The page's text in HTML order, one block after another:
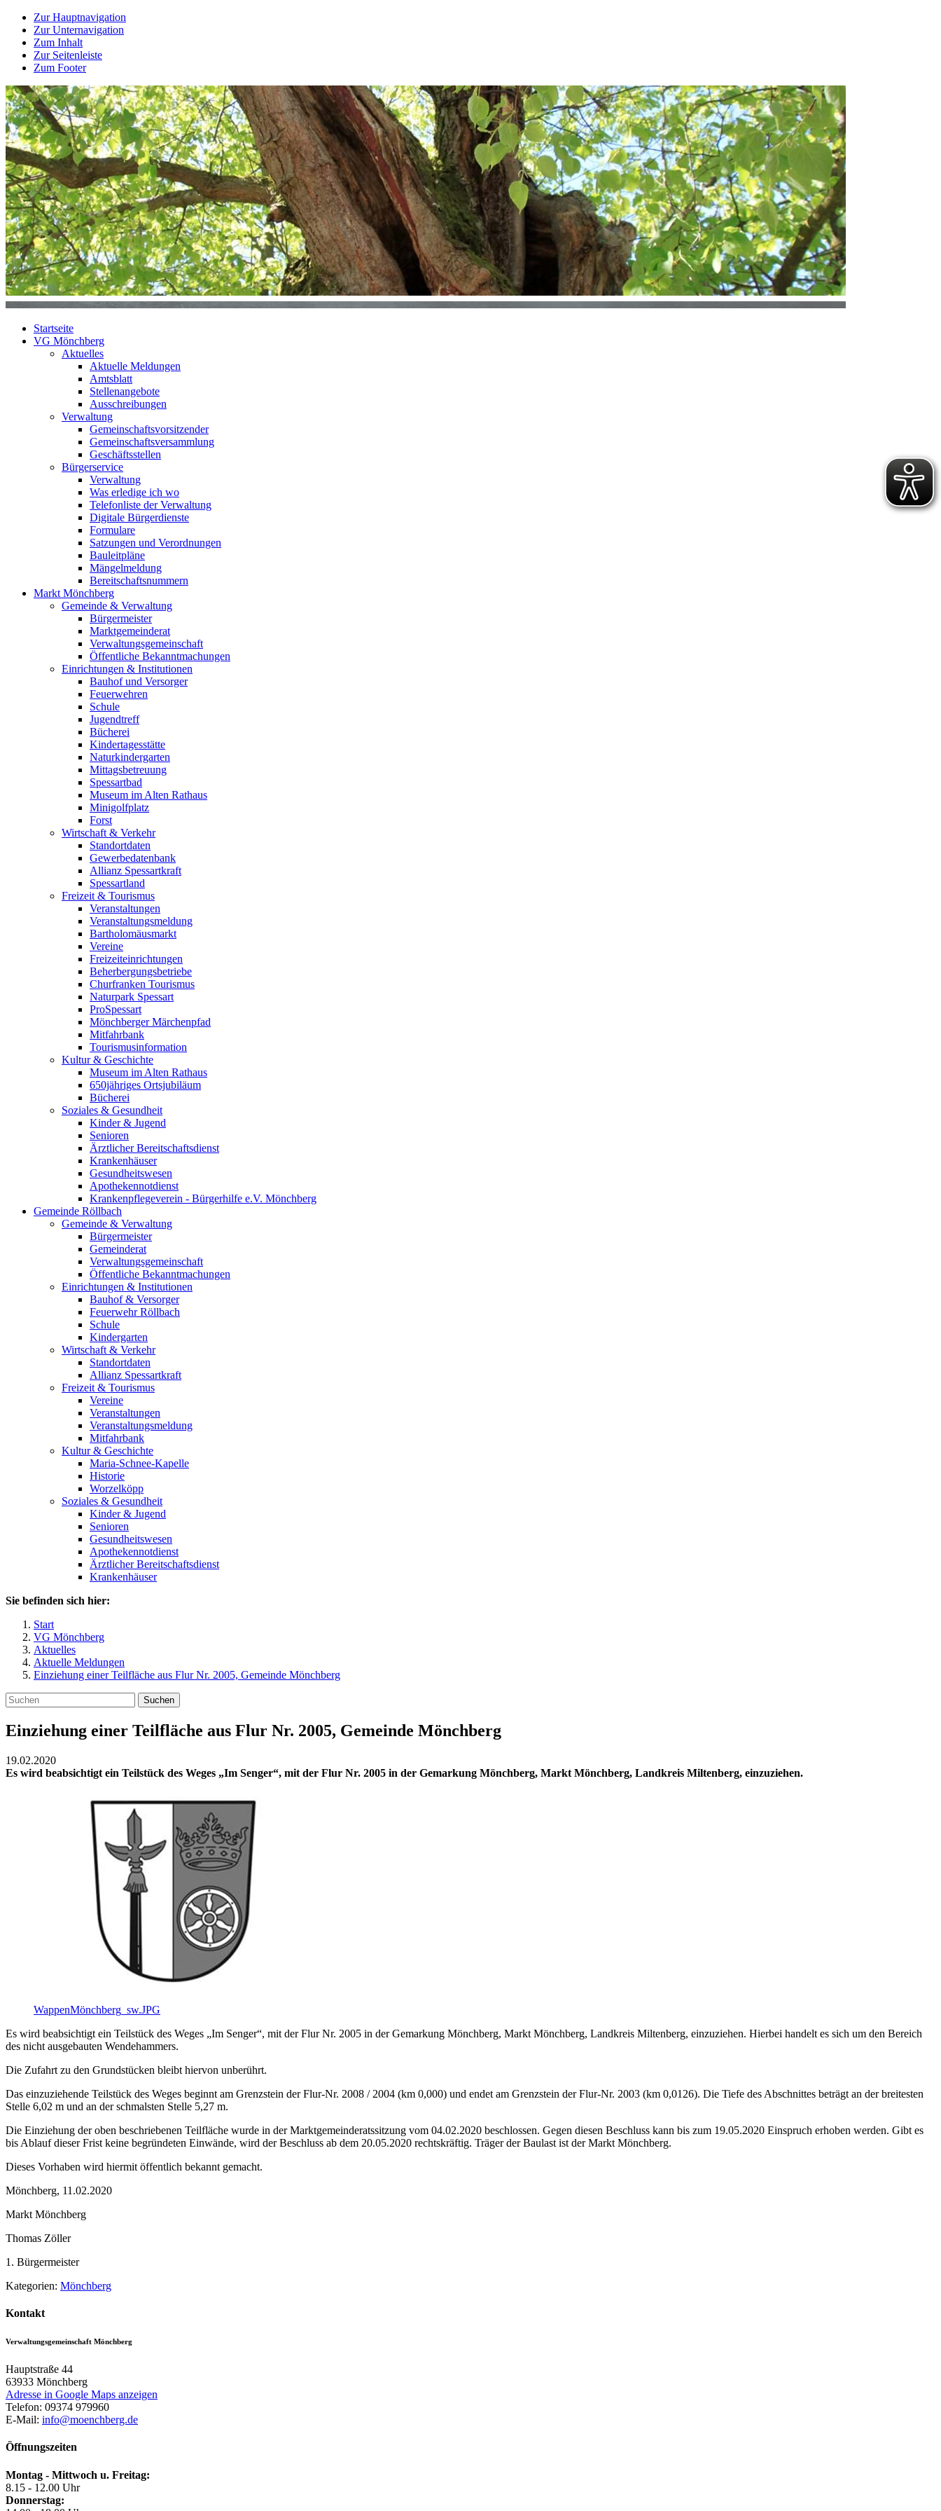
Zur Hauptnavigation
Zur Unternavigation
Zum Inhalt
Zur Seitenleiste
Zum Footer
Startseite
VG Mönchberg
Aktuelles
Aktuelle Meldungen
Amtsblatt
Stellenangebote
Ausschreibungen
Verwaltung
Gemeinschaftsvorsitzender
Gemeinschaftsversammlung
Geschäftsstellen
Bürgerservice
Verwaltung
Was erledige ich wo
Telefonliste der Verwaltung
Digitale Bürgerdienste
Formulare
Satzungen und Verordnungen
Bauleitpläne
Mängelmeldung
Bereitschaftsnummern
Markt Mönchberg
Gemeinde & Verwaltung
Bürgermeister
Marktgemeinderat
Verwaltungsgemeinschaft
Öffentliche Bekanntmachungen
Einrichtungen & Institutionen
Bauhof und Versorger
Feuerwehren
Schule
Jugendtreff
Bücherei
Kindertagesstätte
Naturkindergarten
Mittagsbetreuung
Spessartbad
Museum im Alten Rathaus
Minigolfplatz
Forst
Wirtschaft & Verkehr
Standortdaten
Gewerbedatenbank
Allianz Spessartkraft
Spessartland
Freizeit & Tourismus
Veranstaltungen
Veranstaltungsmeldung
Bartholomäusmarkt
Vereine
Freizeiteinrichtungen
Beherbergungsbetriebe
Churfranken Tourismus
Naturpark Spessart
ProSpessart
Mönchberger Märchenpfad
Mitfahrbank
Tourismusinformation
Kultur & Geschichte
Museum im Alten Rathaus
650jähriges Ortsjubiläum
Bücherei
Soziales & Gesundheit
Kinder & Jugend
Senioren
Ärztlicher Bereitschaftsdienst
Krankenhäuser
Gesundheitswesen
Apothekennotdienst
Krankenpflegeverein - Bürgerhilfe e.V. Mönchberg
Gemeinde Röllbach
Gemeinde & Verwaltung
Bürgermeister
Gemeinderat
Verwaltungsgemeinschaft
Öffentliche Bekanntmachungen
Einrichtungen & Institutionen
Bauhof & Versorger
Feuerwehr Röllbach
Schule
Kindergarten
Wirtschaft & Verkehr
Standortdaten
Allianz Spessartkraft
Freizeit & Tourismus
Vereine
Veranstaltungen
Veranstaltungsmeldung
Mitfahrbank
Kultur & Geschichte
Maria-Schnee-Kapelle
Historie
Worzelköpp
Soziales & Gesundheit
Kinder & Jugend
Senioren
Gesundheitswesen
Apothekennotdienst
Ärztlicher Bereitschaftsdienst
Krankenhäuser
Sie befinden sich hier:
Start
VG Mönchberg
Aktuelles
Aktuelle Meldungen
Einziehung einer Teilfläche aus Flur Nr. 2005, Gemeinde Mönchberg
Suchen
Einziehung einer Teilfläche aus Flur Nr. 2005, Gemeinde Mönchberg
19.02.2020
Es wird beabsichtigt ein Teilstück des Weges „Im Senger“, mit der Flur Nr. 2005 in der Gemarkung Mönchberg, Markt Mönchberg, Landkreis Miltenberg, einzuziehen.
WappenMönchberg_sw.JPG
Es wird beabsichtigt ein Teilstück des Weges „Im Senger“, mit der Flur Nr. 2005 in der Gemarkung Mönchberg, Markt Mönchberg, Landkreis Miltenberg, einzuziehen. Hierbei handelt es sich um den Bereich
des nicht ausgebauten Wendehammers.
Die Zufahrt zu den Grundstücken bleibt hiervon unberührt.
Das einzuziehende Teilstück des Weges beginnt am Grenzstein der Flur-Nr. 2008 / 2004 (km 0,000) und endet am Grenzstein der Flur-Nr. 2003 (km 0,0126). Die Tiefe des Abschnittes beträgt an der breitesten
Stelle 6,02 m und an der schmalsten Stelle 5,27 m.
Die Einziehung der oben beschriebenen Teilfläche wurde in der Marktgemeinderatssitzung vom 04.02.2020 beschlossen. Gegen diesen Beschluss kann bis zum 19.05.2020 Einspruch erhoben werden. Gibt es
bis Ablauf dieser Frist keine begründeten Einwände, wird der Beschluss ab dem 20.05.2020 rechtskräftig. Träger der Baulast ist der Markt Mönchberg.
Dieses Vorhaben wird hiermit öffentlich bekannt gemacht.
Mönchberg, 11.02.2020
Markt Mönchberg
Thomas Zöller
1. Bürgermeister
Kategorien: Mönchberg
Kontakt
Verwaltungsgemeinschaft Mönchberg
Hauptstraße 44
63933 Mönchberg
Adresse in Google Maps anzeigen
Telefon: 09374 979960
E-Mail: info@moenchberg.de
Öffnungszeiten
Montag - Mittwoch u. Freitag:
8.15 - 12.00 Uhr
Donnerstag: